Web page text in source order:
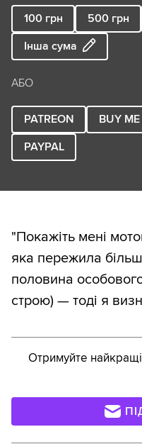
100 грн 500 грн
Інша сума
АБО
PATREON BUY
PAYPAL
"Покажіть мені
яка пережила
половина
строю) — тоді я
Отримуйте найкращі